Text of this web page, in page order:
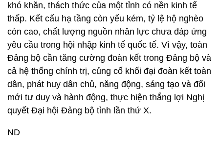
khó khăn, thách thức của một tỉnh có nền kinh tế
thấp. Kết cấu hạ tầng còn yếu kém, tỷ lệ hộ nghèo
còn cao, chất lượng nguồn nhân lực chưa đáp ứng
yêu cầu trong hội nhập kinh tế quốc tế. Vì vậy, toàn
Đảng bộ cần tăng cường đoàn kết trong Đảng bộ và
cả hệ thống chính trị, củng cố khối đại đoàn kết toàn
dân, phát huy dân chủ, năng động, sáng tạo và đổi
mới tư duy và hành động, thực hiện thắng lợi Nghị
quyết Đại hội Đảng bộ tỉnh lần thứ X.
ND